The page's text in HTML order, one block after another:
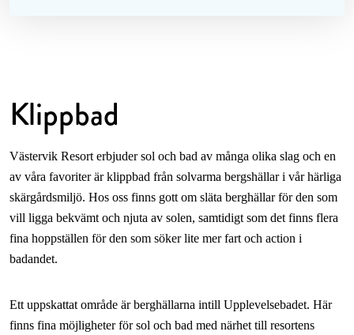
Klippbad
Västervik Resort erbjuder sol och bad av många olika slag och en
av våra favoriter är klippbad från solvarma bergshällar i vår härliga
skärgårdsmiljö. Hos oss finns gott om släta berghällar för den som
vill ligga bekvämt och njuta av solen, samtidigt som det finns flera
fina hoppställen för den som söker lite mer fart och action i
badandet.
Ett uppskattat område är berghällarna intill Upplevelsebadet. Här
finns fina möjligheter för sol och bad med närhet till resortens